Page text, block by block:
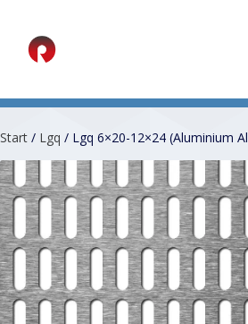
Start / Lgq / Lgq 6×20-12×24 (Aluminium